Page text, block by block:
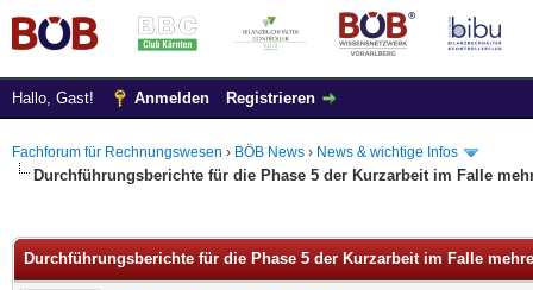
Hallo, Gast! Anmelden Registrieren
Fachforum für Rechnungswesen › BÖB News › News & wichtige Infos
Durchführungsberichte für die Phase 5 der Kurzarbeit im Falle
Durchführungsberichte für die Phase 5 der Kurzarbeit im Falle